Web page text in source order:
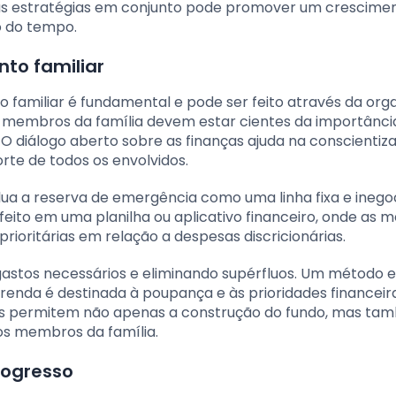
estratégias em conjunto pode promover um
do tempo.
familiar
familiar é fundamental e pode ser feito através da
da família devem estar cientes da
diálogo aberto sobre as finanças ajuda na
de todos os envolvidos.
a reserva de emergência como uma linha fixa e
em uma planilha ou aplicativo financeiro, onde as
em relação a despesas discricionárias.
necessários e eliminando supérfluos. Um método
é destinada à poupança e às prioridades
permitem não apenas a construção do fundo, mas
membros da família.